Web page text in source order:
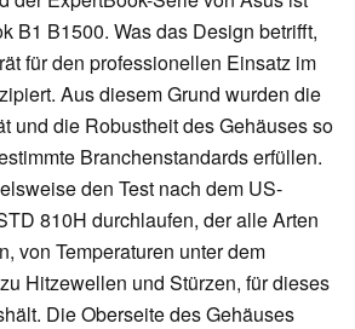
B1 B1500. Was das Design betrifft,
für den professionellen Einsatz im
Aus diesem Grund wurden die
und die Robustheit des Gehäuses so
Branchenstandards erfüllen.
den Test nach dem US-
810H durchlaufen, der alle Arten
von Temperaturen unter dem
Hitzewellen und Stürzen, für dieses
Die Oberseite des Gehäuses